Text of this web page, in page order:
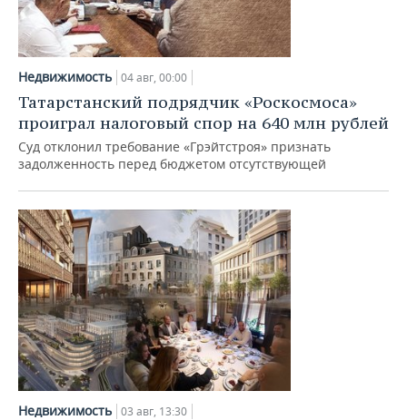
Недвижимость 04 авг, 00:00
Татарстанский подрядчик «Роскосмоса»
проиграл налоговый спор на 640 млн рублей
Суд отклонил требование «Грэйтстроя» признать
задолженность перед бюджетом отсутствующей
Недвижимость 03 авг, 13:30